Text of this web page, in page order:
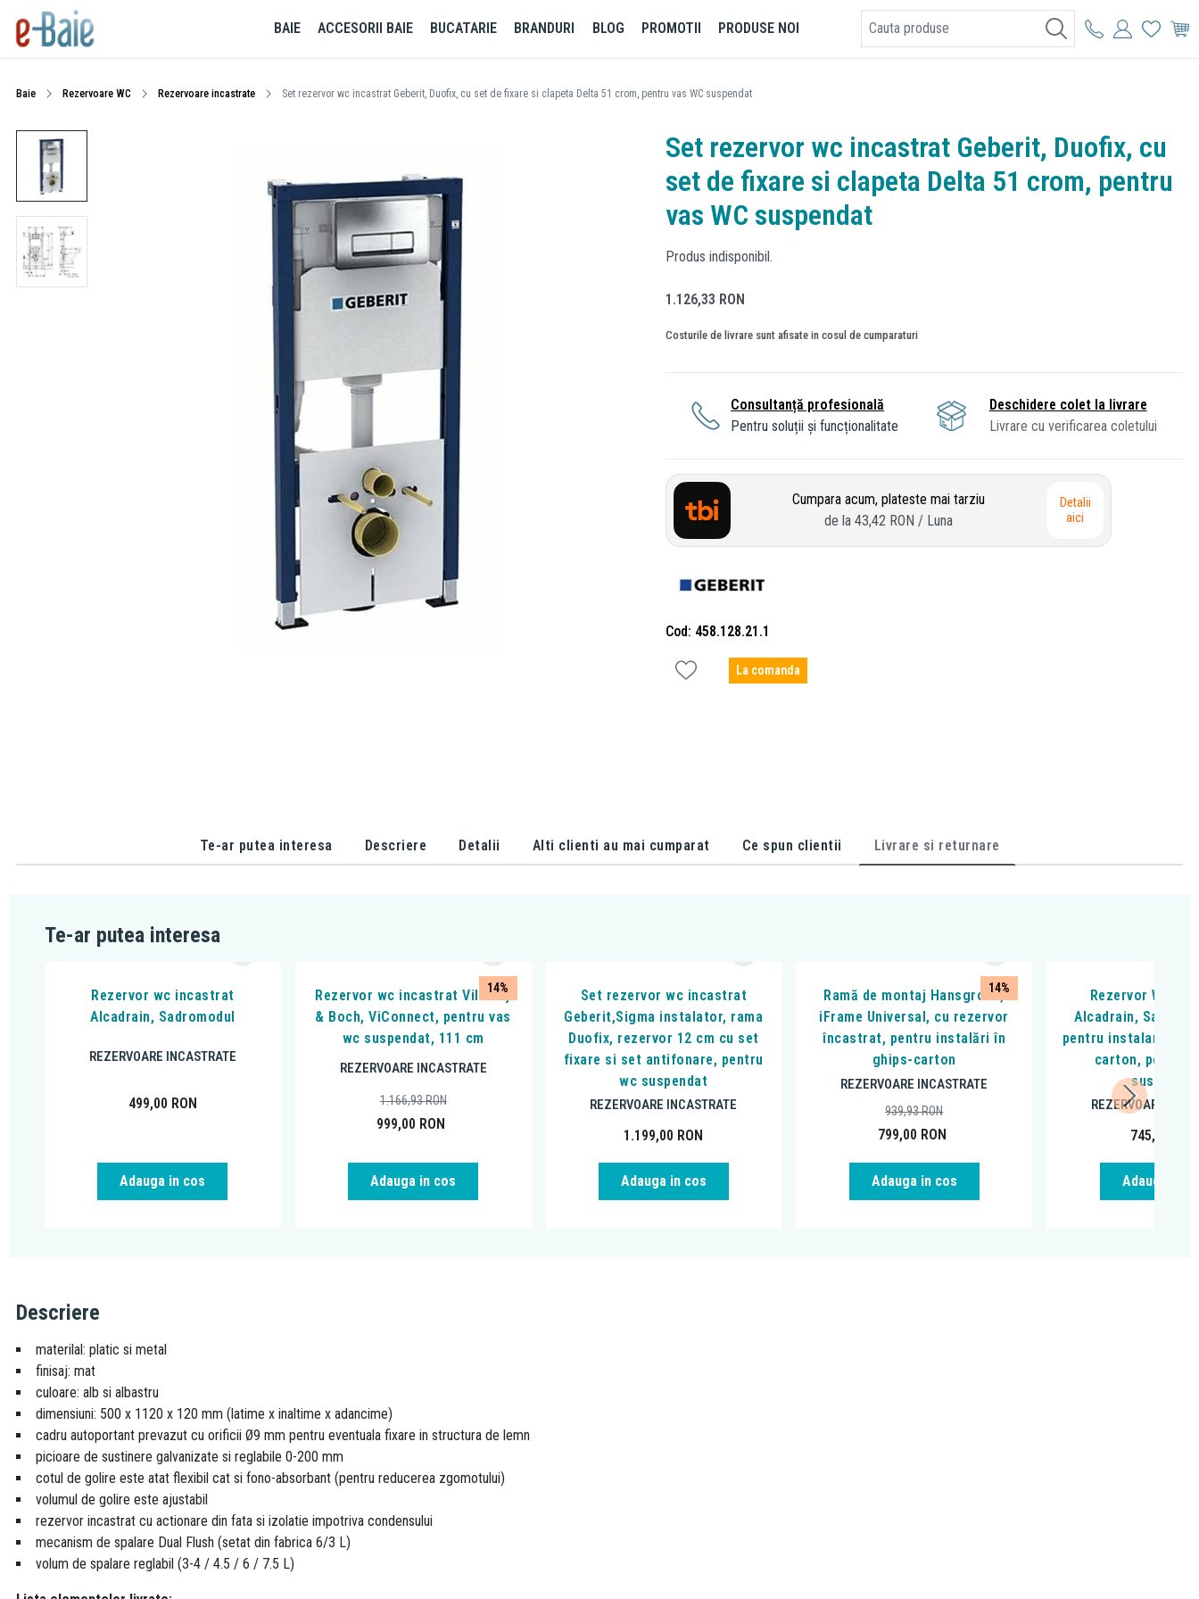
BAIE ACCESORII BAIE BUCATARIE BRANDURI BLOG PROMOTII PRODUSE NOI
Baie Rezervoare WC Rezervoare incastrate Set rezervor wc incastrat Geberit, Duofix, cu set de fixare si clapeta Delta 51 crom, pentru vas WC suspendat
Set rezervor wc incastrat Geberit, Duofix, cu
set de fixare si clapeta Delta 51 crom, pentru
vas WC suspendat
Produs indisponibil.
1.126,33 RON
Costurile de livrare sunt afisate in cosul de cumparaturi
Consultanță profesională
Pentru soluții și funcționalitate
Deschidere colet la livrare
Livrare cu verificarea coletului
Cumpara acum, plateste mai tarziu
de la 43,42 RON / Luna
Detalii
aici
Cod 458.128.21.1
La comanda
Te-ar putea interesa Descriere Detalii Alti clienti au mai cumparat Ce spun clientii Livrare si returnare
Te-ar putea interesa
Rezervor wc incastrat
Alcadrain, Sadromodul
REZERVOARE INCASTRATE
499,00 RON
Adauga in cos
14%
Rezervor wc incastrat Villeroy
& Boch, ViConnect, pentru vas
wc suspendat, 111 cm
REZERVOARE INCASTRATE
999,00 RON
1.166,93RON
Adauga in cos
Set rezervor wc incastrat
Geberit,Sigma instalator, rama
Duofix, rezervor 12 cm cu set
fixare si set antifonare, pentru
wc suspendat
REZERVOARE INCASTRATE
1.199,00 RON
Adauga in cos
14%
Ramă de montaj Hansgrohe,
iFrame Universal, cu rezervor
încastrat, pentru instalări în
ghips-carton
REZERVOARE INCASTRATE
799,00 RON
939,93RON
Adauga in cos
Rezervor WC
Alcadrain,
pentru instalari
carton, pentru
suspendat
REZERVOARE
745,81
Adauga in
Descriere
materilal: platic si metal
finisaj: mat
culoare: alb si albastru
dimensiuni: 500 x 1120 x 120 mm (latime x inaltime x adancime)
cadru autoportant prevazut cu orificii Ø9 mm pentru eventuala fixare in structura de lemn
picioare de sustinere galvanizate si reglabile 0-200 mm
cotul de golire este atat flexibil cat si fono-absorbant (pentru reducerea zgomotului)
volumul de golire este ajustabil
rezervor incastrat cu actionare din fata si izolatie impotriva condensului
mecanism de spalare Dual Flush (setat din fabrica 6/3 L)
volum de spalare reglabil (3-4 / 4.5 / 6 / 7.5 L)